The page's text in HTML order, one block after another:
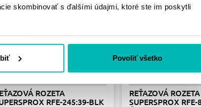
skombinovať s ďalšími údajmi, ktoré ste im poskytli
Povoliť všetko
ROZETA
RFE-245:39-BLK
REŤAZOVÁ ROZETA
SUPERSPROX